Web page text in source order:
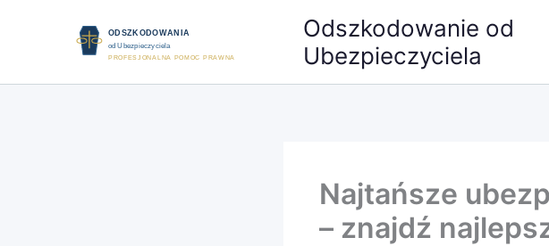
Odszkodowanie od
Ubezpieczyciela
Najtańsze
– znajdź